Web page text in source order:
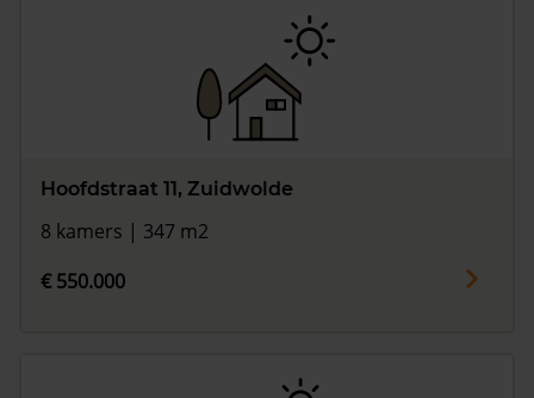
Hoofdstraat 11, Zuidwolde
8 kamers | 347 m2
€ 550.000